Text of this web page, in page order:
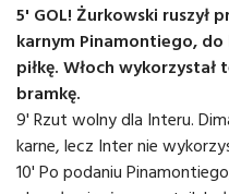
5' GOL! Żurkowski ruszył
karnym Pinamontiego,
piłkę. Włoch wykorzystał
bramkę.
9' Rzut wolny dla Interu.
karne, lecz Inter nie
10' Po podaniu